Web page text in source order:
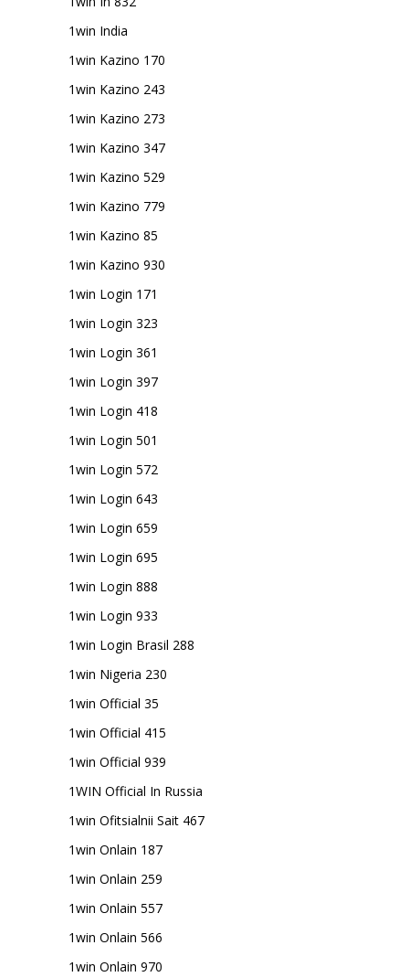
1win India
1win Kazino 170
1win Kazino 243
1win Kazino 273
1win Kazino 347
1win Kazino 529
1win Kazino 779
1win Kazino 85
1win Kazino 930
1win Login 171
1win Login 323
1win Login 361
1win Login 397
1win Login 418
1win Login 501
1win Login 572
1win Login 643
1win Login 659
1win Login 695
1win Login 888
1win Login 933
1win Login Brasil 288
1win Nigeria 230
1win Official 35
1win Official 415
1win Official 939
1WIN Official In Russia
1win Ofitsialnii Sait 467
1win Onlain 187
1win Onlain 259
1win Onlain 557
1win Onlain 566
1win Onlain 970